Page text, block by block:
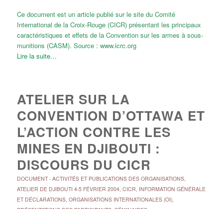
Ce document est un article publié sur le site du Comité
International de la Croix-Rouge (CICR) présentant les principaux
caractéristiques et effets de la Convention sur les armes à sous-
munitions (CASM). Source : www.icrc.org
Lire la suite…
ATELIER SUR LA
CONVENTION D’OTTAWA ET
L’ACTION CONTRE LES
MINES EN DJIBOUTI :
DISCOURS DU CICR
DOCUMENT- ACTIVITÉS ET PUBLICATIONS DES ORGANISATIONS,
ATELIER DE DJIBOUTI 4-5 FÉVRIER 2004, CICR, INFORMATION GÉNÉRALE
ET DÉCLARATIONS, ORGANISATIONS INTERNATIONALES (OI),